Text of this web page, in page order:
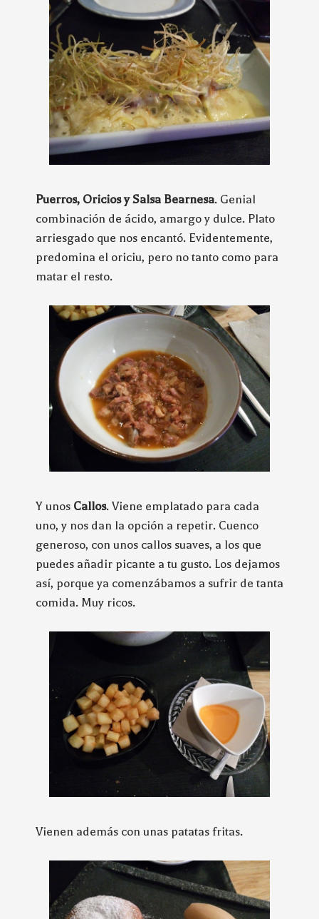
Puerros, Oricios y Salsa Bearnesa. Genial
combinación de ácido, amargo y dulce. Plato
arriesgado que nos encantó. Evidentemente,
predomina el oriciu, pero no tanto como para
matar el resto.
Y unos Callos. Viene emplatado para cada
uno, y nos dan la opción a repetir. Cuenco
generoso, con unos callos suaves, a los que
puedes añadir picante a tu gusto. Los dejamos
así, porque ya comenzábamos a sufrir de tanta
comida. Muy ricos.
Vienen además con unas patatas fritas.